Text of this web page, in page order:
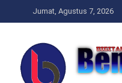
to
Jumat, Agustus 7, 2026